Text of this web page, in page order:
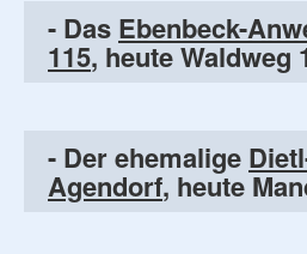
- Das Ebenbeck-
115, heute Waldweg
- Der ehemalige
Agendorf, heute